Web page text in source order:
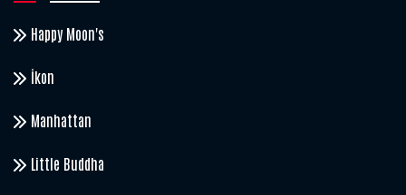
Happy Moon's
İkon
Manhattan
Little Buddha